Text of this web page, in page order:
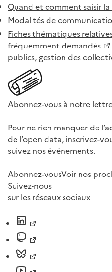
Quand et comment saisir la
Modalités de
Fiches thématiques
fréquemment demandés
publics, gestion des
Abonnez-vous à notre
Pour ne rien manquer de
de l’open data, inscrivez-
suivez nos événements.
Abonnez-vousVoir nos
Suivez-nous
sur les réseaux sociaux